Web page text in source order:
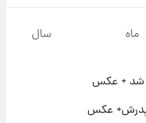
ماه سال
شد + عکس
پدرش+ عکس